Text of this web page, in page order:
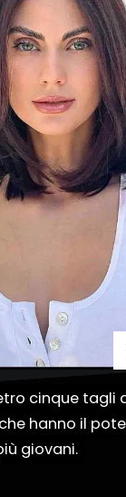
cinque tagli
hanno il
giovani.
cinque tagli
hanno il
giovani.